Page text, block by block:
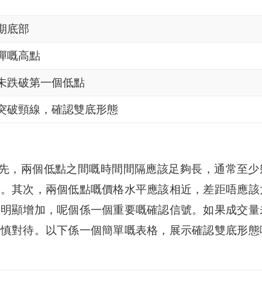
底部
嘅高點
跌破第一個低點
破頸線，確認雙底形態
，兩個低點之間嘅時間間隔應該足夠長，通常至少
其次，兩個低點嘅價格水平應該相近，差距唔應該
顯增加，呢個係一個重要嘅確認信號。如果成交量
對待。以下係一個簡單嘅表格，展示確認雙底形態